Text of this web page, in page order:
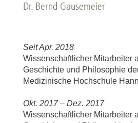
Dr. Bernd Gausemeier
Seit Apr. 2018
Wissenschaftlicher Mitarbeiter
Geschichte und Philosophie
Medizinische Hochschule
Okt. 2017 – Dez. 2017
Wissenschaftlicher Mitarbeiter